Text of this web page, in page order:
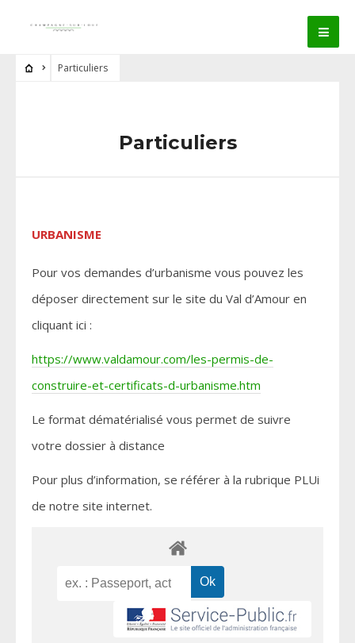
Particuliers
Particuliers
URBANISME
Pour vos demandes d’urbanisme vous pouvez les
déposer directement sur le site du Val d’Amour en
cliquant ici :
https://www.valdamour.com/les-permis-de-
construire-et-certificats-d-urbanisme.htm
Le format dématérialisé vous permet de suivre
votre dossier à distance
Pour plus d’information, se référer à la rubrique PLUi
de notre site internet.